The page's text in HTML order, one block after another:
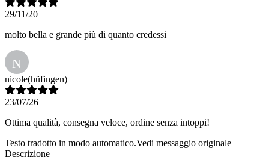
29/11/20
molto bella e grande più di quanto credessi
N
nicole(hüfingen)
23/07/26
Ottima qualità, consegna veloce, ordine senza intoppi!
Testo tradotto in modo automatico.Vedi messaggio originale
Descrizione